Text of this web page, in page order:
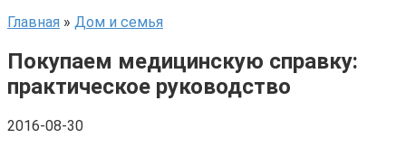
Главная » Дом и семья
Покупаем медицинскую справку:
практическое руководство
2016-08-30